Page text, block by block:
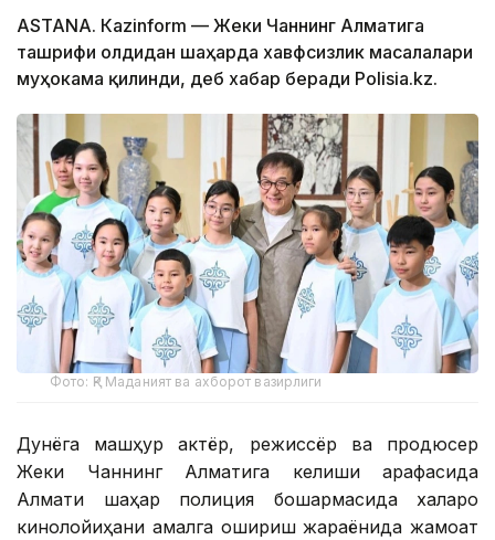
ASTANА. Кazinform — Жеки Чаннинг Алматига
ташрифи олдидан шаҳарда хавфсизлик масалалари
муҳокама қилинди, деб хабар беради Polisia.kz.
Фото: ҚР Маданият ва ахборот вазирлиги
Дунёга машҳур актёр, режиссёр ва продюсер
Жеки Чаннинг Алматига келиши арафасида
Алмати шаҳар полиция бошқармасида халқаро
кинолойиҳани амалга ошириш жараёнида жамоат